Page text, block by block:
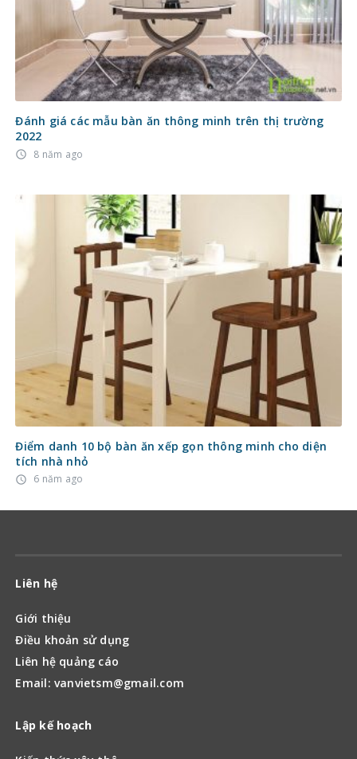
Đánh giá các mẫu bàn ăn thông minh trên thị trường
2022
access_time 8 năm ago
Điểm danh 10 bộ bàn ăn xếp gọn thông minh cho diện
tích nhà nhỏ
access_time 6 năm ago
Liên hệ
Giới thiệu
Điều khoản sử dụng
Liên hệ quảng cáo
Email: vanvietsm@gmail.com
Lập kế hoạch